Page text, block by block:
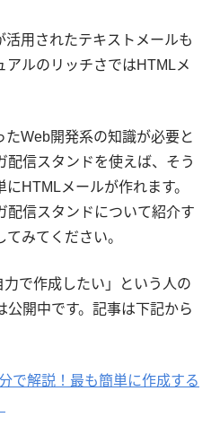
活用されたテキストメールも
アルのリッチさではHTMLメ
Web開発系の知識が必要と
配信スタンドを使えば、そう
HTMLメールが作れます。
配信スタンドについて紹介す
みてください。
で作成したい」という人の
公開中です。記事は下記から
で解説！最も簡単に作成する